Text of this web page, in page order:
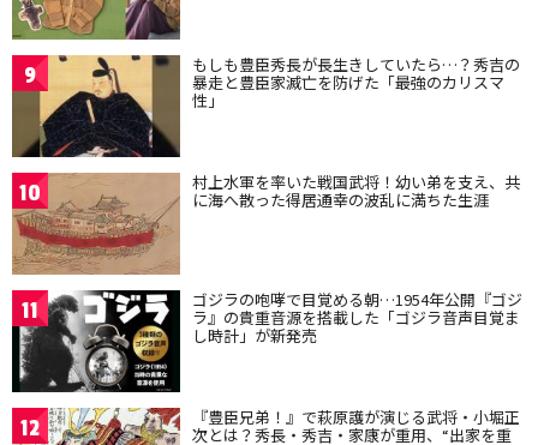
9 もしも豊臣秀長が長生きしていたら…？秀吉の
暴走と豊臣家滅亡を防げた「最強のカリスマ
性」
10 村上水軍を率いた戦国武将！幼い弟を支え、共
に海へ散った得居通幸の波乱に満ちた生涯
11 ゴジラの咆哮で目覚める朝…1954年公開『ゴジ
ラ』の貴重音源を搭載した「ゴジラ音声目覚ま
し時計」が新発売
12 『豊臣兄弟！』で萩原護が演じる武将・小堀正
次とは？秀長・秀吉・家康が重用、“出家を重